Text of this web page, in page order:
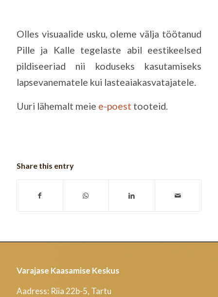
Olles visuaalide usku, oleme välja töötanud
Pille ja Kalle tegelaste abil eestikeelsed
pildiseeriad nii koduseks kasutamiseks
lapsevanematele kui lasteaiakasvatajatele.
Uuri lähemalt meie e-poest tooteid.
Share this entry
Varajase Kaasamise Keskus
Aadress: Riia 22b-5, Tartu